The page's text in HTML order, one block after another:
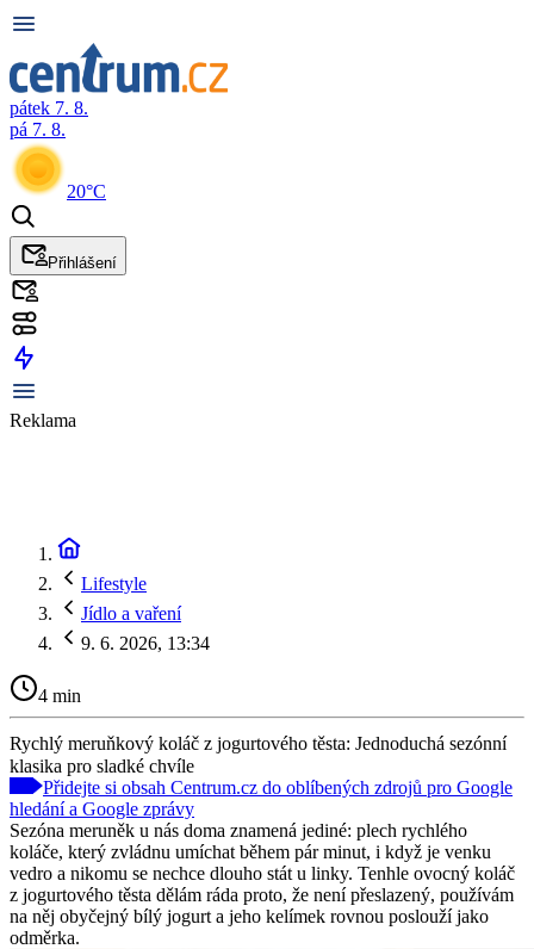
pátek 7. 8.
pá 7. 8.
20°C
Přihlášení
Reklama
Lifestyle
Jídlo a vaření
9. 6. 2026, 13:34
4 min
Rychlý meruňkový koláč z jogurtového těsta: Jednoduchá sezónní
klasika pro sladké chvíle
Přidejte si obsah Centrum.cz do oblíbených zdrojů pro Google
hledání a Google zprávy
Sezóna meruněk u nás doma znamená jediné: plech rychlého
koláče, který zvládnu umíchat během pár minut, i když je venku
vedro a nikomu se nechce dlouho stát u linky. Tenhle ovocný koláč
z jogurtového těsta dělám ráda proto, že není přeslazený, používám
na něj obyčejný bílý jogurt a jeho kelímek rovnou poslouží jako
odměrka.